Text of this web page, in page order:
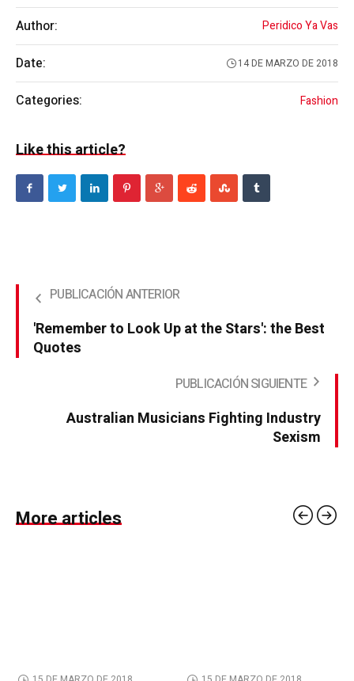
Author: Peridico Ya Vas
Date: 14 DE MARZO DE 2018
Categories: Fashion
Like this article?
'Remember to Look Up at the Stars': the Best
Quotes
Australian Musicians Fighting Industry
Sexism
More articles